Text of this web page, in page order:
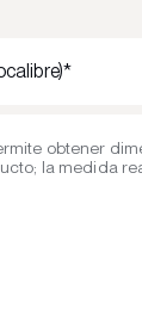
obtener
la medida